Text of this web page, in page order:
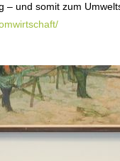
– und somit zum